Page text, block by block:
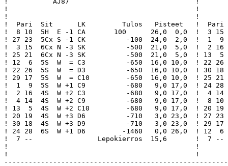
!                                              !
!                                              !
!  Pari  Sit      LK         Tulos   Pisteet   !
!  8 10  5H  E -1 CA       100      26,0  0,0  !  3
! 27 23  5Cx S -1 CK          -100  24,0  2,0  !  1
!  3 15  6Cx N -3 SK          -500  21,0  5,0  !  2
! 25 21  6Cx N -3 SK          -500  21,0  5,0  ! 13
! 12  6  5S  W  = C3          -650  16,0 10,0  ! 22
! 22 26  5S  W  = D3          -650  16,0 10,0  ! 30
! 29 17  5S  W  = C10         -650  16,0 10,0  ! 25
!  1  9  5S  W +1 C9          -680   9,0 17,0  ! 24
!  2 16  4S  W +2 C3          -680   9,0 17,0  !  4
!  4 14  4S  W +2 C9          -680   9,0 17,0  !  8
! 13  5  4S  W +2 C10         -680   9,0 17,0  ! 20
! 20 19  4S  W +3 D6          -710   3,0 23,0  ! 27
! 30 18  4S  W +3 D9          -710   3,0 23,0  ! 29
! 24 28  6S  W +1 D6         -1460   0,0 26,0  ! 12
!  7 --                Lepokierros  15,6       !  7
!                                              !
!                                              !